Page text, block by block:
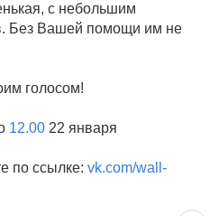
с небольшим
Без Вашей помощи им не
голосом!
12.00 22 января
по ссылке: vk.com/wall-